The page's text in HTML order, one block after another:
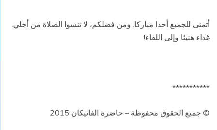
أتمنى للجميع أحدا مباركا. ومن فضلكم، لا تنسوا الصلاة من أجلي.
غداء هنيئا وإلى اللقاء!
***********
© جميع الحقوق محفوظة – حاضرة الفاتيكان 2015